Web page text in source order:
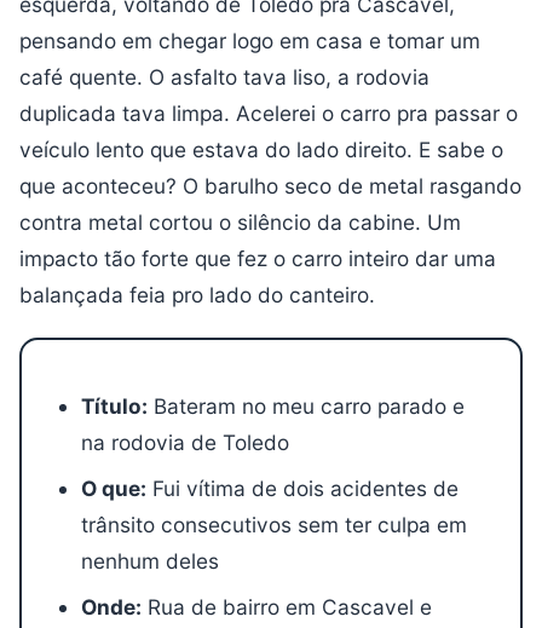
pensando em chegar logo em casa e tomar um
café quente. O asfalto tava liso, a rodovia
duplicada tava limpa. Acelerei o carro pra passar o
veículo lento que estava do lado direito. E sabe o
que aconteceu? O barulho seco de metal rasgando
contra metal cortou o silêncio da cabine. Um
impacto tão forte que fez o carro inteiro dar uma
balançada feia pro lado do canteiro.
Título: Bateram no meu carro parado e
na rodovia de Toledo
O que: Fui vítima de dois acidentes de
trânsito consecutivos sem ter culpa em
nenhum deles
Onde: Rua de bairro em Cascavel e